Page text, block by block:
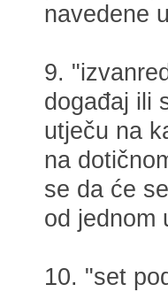
navedene
9.
događaj ili
utječu na
na
se da će
od jednom
10. "set